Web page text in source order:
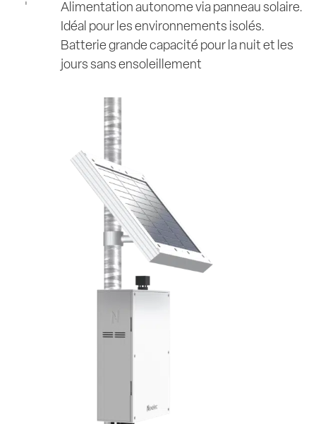
Alimentation autonome via panneau solaire.
Idéal pour les environnements isolés.
Batterie grande capacité pour la nuit et les
jours sans ensoleillement